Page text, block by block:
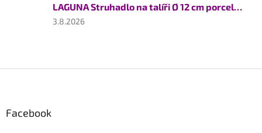
z
5
LAGUNA Struhadlo na talíři Ø 12 cm porcelán
Hodnocení
3.8.2026
p
aFacebook